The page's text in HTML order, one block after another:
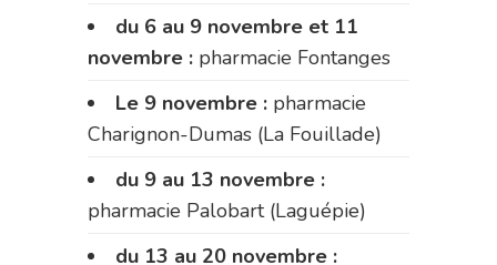
du 6 au 9 novembre et 11
novembre : pharmacie Fontanges
Le 9 novembre : pharmacie
Charignon-Dumas (La Fouillade)
du 9 au 13 novembre :
pharmacie Palobart (Laguépie)
du 13 au 20 novembre :